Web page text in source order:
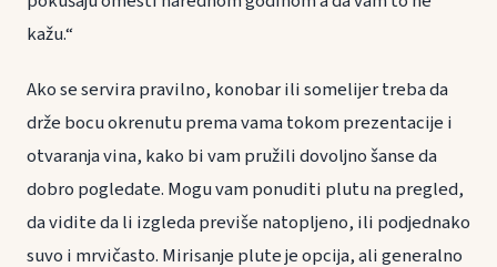
kažu.“
Ako se servira pravilno, konobar ili somelijer treba da
drže bocu okrenutu prema vama tokom prezentacije i
otvaranja vina, kako bi vam pružili dovoljno šanse da
dobro pogledate. Mogu vam ponuditi plutu na pregled,
da vidite da li izgleda previše natopljeno, ili podjednako
suvo i mrvičasto. Mirisanje plute je opcija, ali generalno